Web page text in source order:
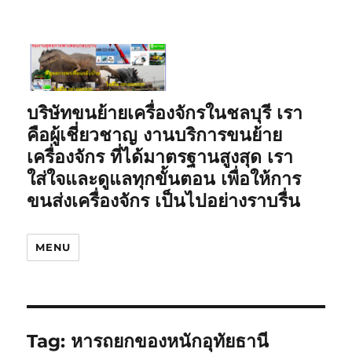
บริษัทขนย้ายเครื่องจักรในชลบุรี เรา
คือผู้เชี่ยวชาญ งานบริการขนย้าย
เครื่องจักร ที่ได้มาตรฐานสูงสุด เรา
ใส่ใจและดูแลทุกขั้นตอน เพื่อให้การ
ขนส่งเครื่องจักร เป็นไปอย่างราบรื่น
MENU
Tag: หารถยกของหนักอุทัยธานี